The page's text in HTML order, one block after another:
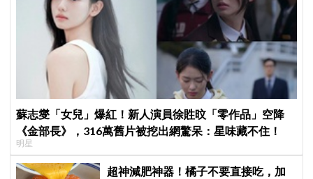
蘇志燮「女兒」爆紅！新人演員徐貹旼「零作品」空降
《金部長》，316萬舊片被挖出網驚呆：星味藏不住！
明星
超神減肥神器！橘子不要直接吃，加